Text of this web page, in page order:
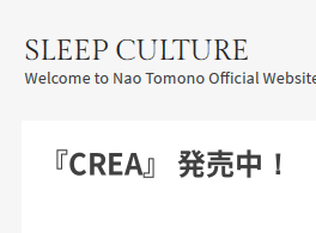
CULTURE
『CREA』 発売中！